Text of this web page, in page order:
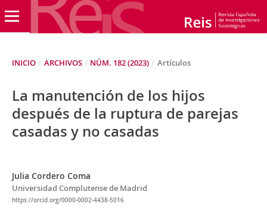
INICIO / ARCHIVOS / NÚM. 182 (2023) / Artículos
La manutención de los hijos
después de la ruptura de parejas
casadas y no casadas
Julia Cordero Coma
Universidad Complutense de Madrid
https://orcid.org/0000-0002-4438-5016